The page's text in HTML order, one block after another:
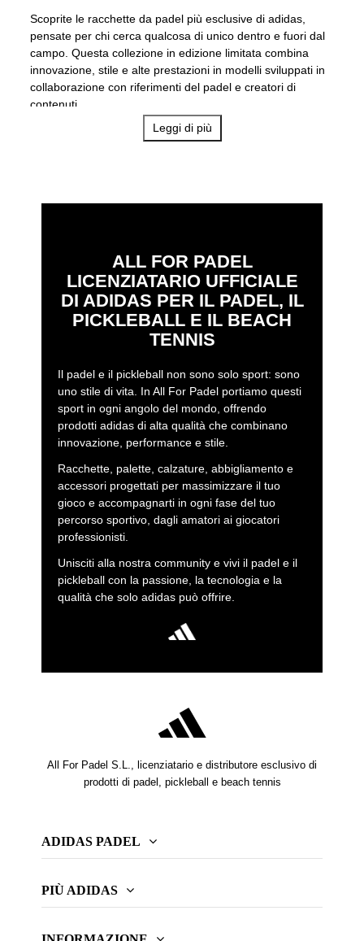
Scoprite le racchette da padel più esclusive di adidas,
pensate per chi cerca qualcosa di unico dentro e fuori dal
campo. Questa collezione in edizione limitata combina
innovazione, stile e alte prestazioni in modelli sviluppati in
collaborazione con riferimenti del padel e creatori di
contenuti.
Tra questi spicca la racchetta Delantero09, creata in
Troverete anche la Adipower A1, racchetta ufficiale del
Leggi di più
ALL FOR PADEL
LICENZIATARIO UFFICIALE
DI ADIDAS PER IL PADEL, IL
PICKLEBALL E IL BEACH
TENNIS
Il padel e il pickleball non sono solo sport: sono
uno stile di vita. In All For Padel portiamo questi
sport in ogni angolo del mondo, offrendo
prodotti adidas di alta qualità che combinano
innovazione, performance e stile.
Racchette, palette, calzature, abbigliamento e
accessori progettati per massimizzare il tuo
gioco e accompagnarti in ogni fase del tuo
percorso sportivo, dagli amatori ai giocatori
professionisti.
Unisciti alla nostra community e vivi il padel e il
pickleball con la passione, la tecnologia e la
qualità che solo adidas può offrire.
All For Padel S.L., licenziatario e distributore esclusivo di
prodotti di padel, pickleball e beach tennis
ADIDAS PADEL
PIÙ ADIDAS